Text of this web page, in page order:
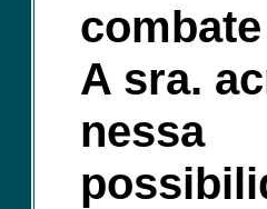
A sra.
nessa